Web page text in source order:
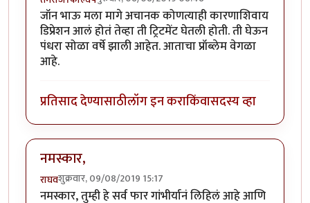
जॉन भाऊ मला मागे अचानक कोणत्याही कारणाशिवाय
डिप्रेशन आलं होतं तेव्हा ती ट्रिटमेंट घेतली होती. ती घेऊन
पंधरा सोळा वर्षे झाली आहेत. आताचा प्रॉब्लेम वेगळा
आहे.
प्रतिसाद देण्यासाठीलॉग इन कराकिंवासदस्य व्हा
नमस्कार,
राघवशुक्रवार, 09/08/2019 15:17
नमस्कार, तुम्ही हे सर्व फार गांभीर्यानं लिहिलं आहे आणि